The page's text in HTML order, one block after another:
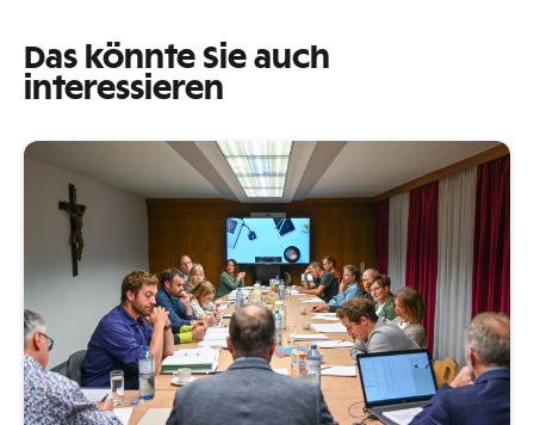
Das könnte Sie auch
interessieren